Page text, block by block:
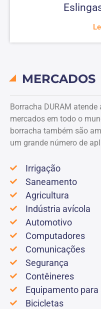
MERCADOS
Borracha DURAM atende
mercados em todo o
borracha também são
um grande número de
Irrigação
Saneamento
Agricultura
Indústria avícola
Automotivo
Computadores
Comunicações
Segurança
Contêineres
Equipamento
Bicicletas